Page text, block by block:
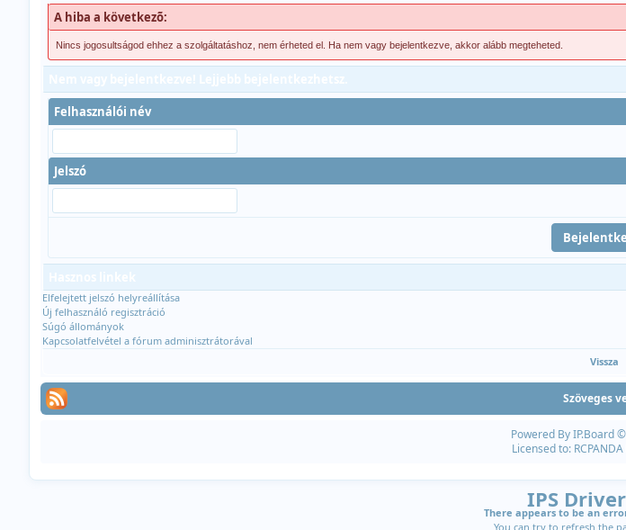
A hiba a következõ:
Nincs jogosultságod ehhez a szolgáltatáshoz, nem érheted el. Ha nem vagy bejelentkezve, akkor alább megteheted.
Felhasználói név
Jelszó
Elfelejtett jelszó helyreállítása
Új felhasználó regisztráció
Súgó állományok
Kapcsolatfelvétel a fórum adminisztrátorával
Vissza
Szöveges
Powered ByIP.Board©
Licensed to: RCPANDA
IPS
There appears to be an
You can try to refresh the